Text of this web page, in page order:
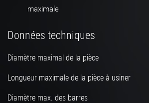
maximale
Données techniques
Diamètre maximal de la pièce
Longueur maximale de la pièce à usiner
Diamètre max. des barres